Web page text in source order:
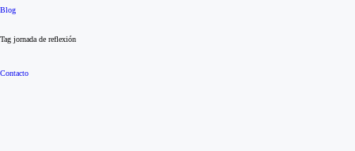
Blog
Contacto
Tag jornada de reflexión